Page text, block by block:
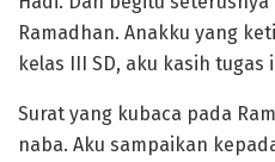
Ramadhan. Anakku yang
kelas III SD, aku kasih tugas
Surat yang kubaca pada
naba. Aku sampaikan